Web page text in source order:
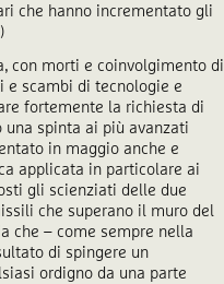
che hanno incrementato gli
con morti e coinvolgimento di
scambi di tecnologie e
fortemente la richiesta di
spinta ai più avanzati
in maggio anche e
applicata in particolare ai
gli scienziati delle due
che superano il muro del
che – come sempre nella
di spingere un
ordigno da una parte